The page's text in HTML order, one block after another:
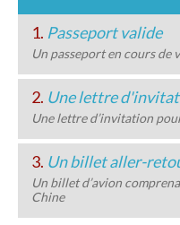
1. Passeport valide
Un passeport en cours de
2. Une lettre
Une lettre d’invitation
3. Un billet aller-
Un billet d’avion
Chine